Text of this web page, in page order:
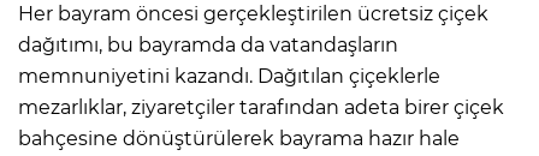
Her bayram öncesi gerçekleştirilen ücretsiz çiçek
dağıtımı, bu bayramda da vatandaşların
memnuniyetini kazandı. Dağıtılan çiçeklerle
mezarlıklar, ziyaretçiler tarafından adeta birer çiçek
bahçesine dönüştürülerek bayrama hazır hale